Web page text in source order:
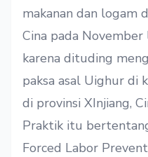
makanan dan logam
Cina pada
karena dituding
paksa asal Uighur di
di provinsi XInjiang,
Praktik itu
Forced Labor